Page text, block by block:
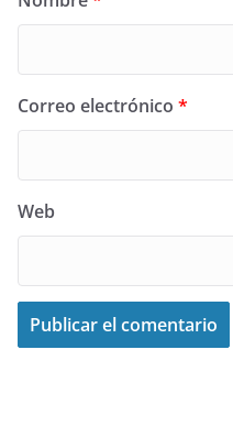
Correo electrónico *
Web